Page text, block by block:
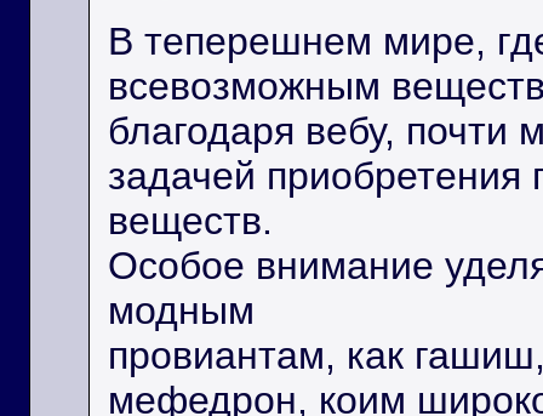
В теперешнем мире,
всевозможным
благодаря вебу, почти
задачей приобретения
веществ.
Особое внимание
модным
провиантам, как
мефедрон, коим